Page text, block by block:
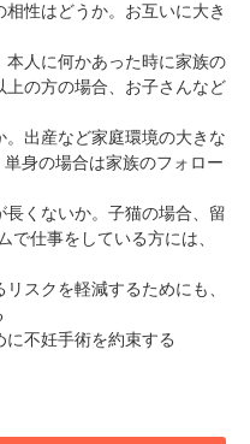
相性はどうか。お互いに大き
人に何かあった時に家族の
の方の場合、お子さんなど
出産など家庭環境の大きな
身の場合は家族のフォロー
くないか。子猫の場合、留
で仕事をしている方には、
スクを軽減するためにも、
不妊手術を約束する